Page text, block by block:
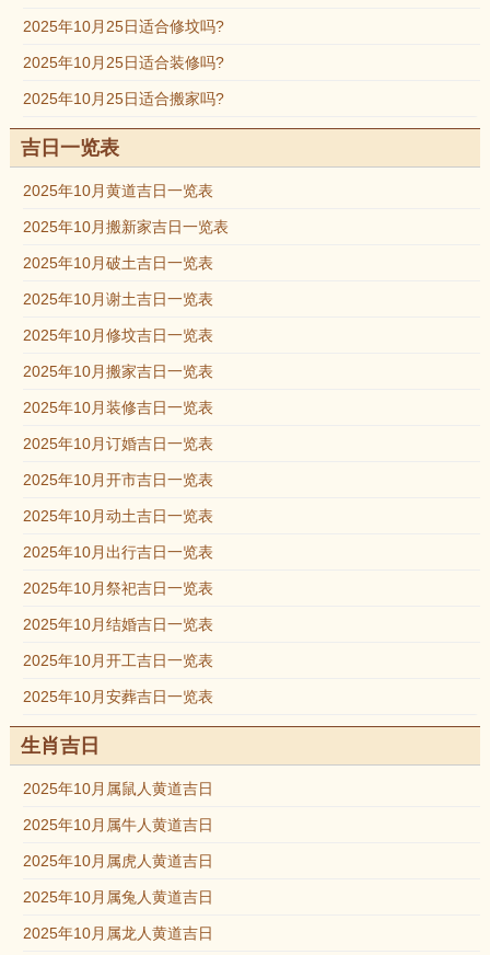
2025年10月25日适合修坟吗?
2025年10月25日适合装修吗?
2025年10月25日适合搬家吗?
吉日一览表
2025年10月黄道吉日一览表
2025年10月搬新家吉日一览表
2025年10月破土吉日一览表
2025年10月谢土吉日一览表
2025年10月修坟吉日一览表
2025年10月搬家吉日一览表
2025年10月装修吉日一览表
2025年10月订婚吉日一览表
2025年10月开市吉日一览表
2025年10月动土吉日一览表
2025年10月出行吉日一览表
2025年10月祭祀吉日一览表
2025年10月结婚吉日一览表
2025年10月开工吉日一览表
2025年10月安葬吉日一览表
生肖吉日
2025年10月属鼠人黄道吉日
2025年10月属牛人黄道吉日
2025年10月属虎人黄道吉日
2025年10月属兔人黄道吉日
2025年10月属龙人黄道吉日